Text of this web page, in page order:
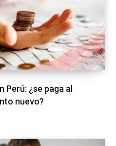
Perú: ¿se paga al
nuevo?